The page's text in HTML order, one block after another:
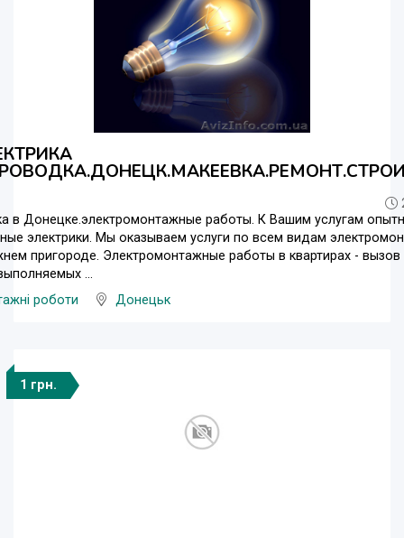
в Донецке.электромонтажные работы. К Вашим услугам
электрики. Мы оказываем услуги по всем видам
пригороде. Электромонтажные работы в квартирах - вызов
...
роботи
Донецьк
1 грн.